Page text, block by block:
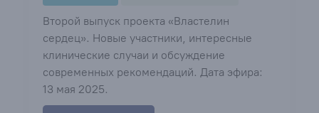
Второй выпуск проекта «Властелин
сердец». Новые участники, интересные
клинические случаи и обсуждение
современных рекомендаций. Дата эфира:
13 мая 2025.